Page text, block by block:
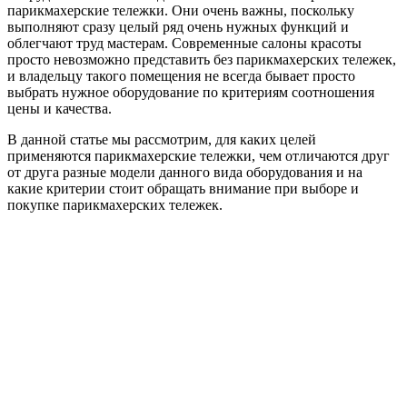
парикмахерские тележки. Они очень важны, поскольку
выполняют сразу целый ряд очень нужных функций и
облегчают труд мастерам. Современные салоны красоты
просто невозможно представить без парикмахерских тележек,
и владельцу такого помещения не всегда бывает просто
выбрать нужное оборудование по критериям соотношения
цены и качества.
В данной статье мы рассмотрим, для каких целей
применяются парикмахерские тележки, чем отличаются друг
от друга разные модели данного вида оборудования и на
какие критерии стоит обращать внимание при выборе и
покупке парикмахерских тележек.